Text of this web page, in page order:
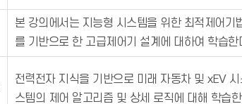
본 강의에서는 지능형 시스템을 위한 최적제어
를 기반으로 한 고급제어기 설계에 대하여 학습한
전력전자 지식을 기반으로 미래 자동차 및 xEV
스템의 제어 알고리즘 및 상세 로직에 대해 학습